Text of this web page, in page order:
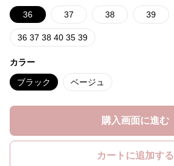
36 37 38 39
36 37 38 40 35 39
カラー
ブラック ベージュ
購入画面に進む
カートに追加する